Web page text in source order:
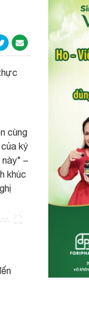
cùng
ký
này" –
khúc